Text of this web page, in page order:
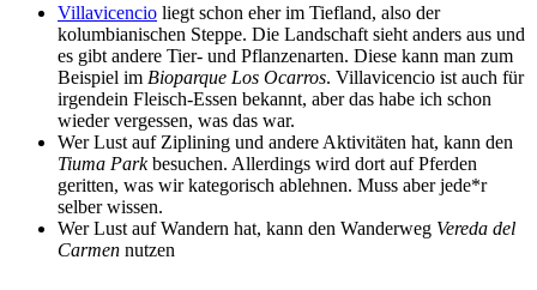
Villavicencio liegt schon eher im Tiefland, also der
kolumbianischen Steppe. Die Landschaft sieht anders aus und
es gibt andere Tier- und Pflanzenarten. Diese kann man zum
Beispiel im Bioparque Los Ocarros. Villavicencio ist auch für
irgendein Fleisch-Essen bekannt, aber das habe ich schon
wieder vergessen, was das war.
Wer Lust auf Ziplining und andere Aktivitäten hat, kann den
Tiuma Parkbesuchen. Allerdings wird dort auf Pferden
geritten, was wir kategorisch ablehnen. Muss aber jede*r
selber wissen.
Wer Lust auf Wandern hat, kann den Wanderweg Vereda del
Carmen nutzen